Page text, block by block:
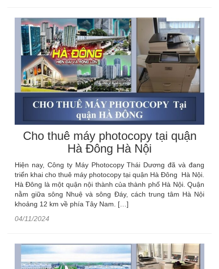
Cho thuê máy photocopy tại quận
Hà Đông Hà Nội
Hiện nay, Công ty Máy Photocopy Thái Dương đã và đang
triển khai cho thuê máy photocopy tại quận Hà Đông Hà Nội.
Hà Đông là một quận nội thành của thành phố Hà Nội. Quận
nằm giữa sông Nhuệ và sông Đáy, cách trung tâm Hà Nội
khoảng 12 km về phía Tây Nam. […]
04/11/2024